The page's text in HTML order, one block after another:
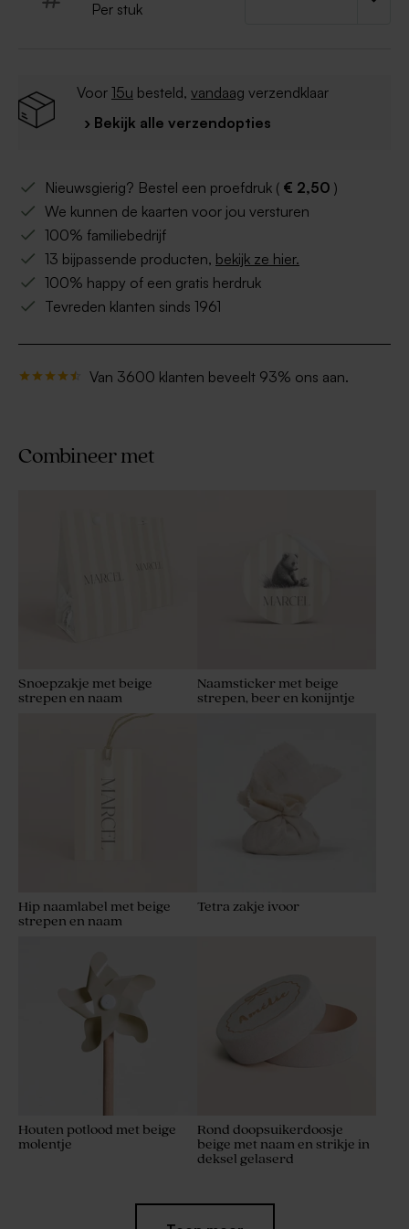
Per stuk
Voor 15u besteld, vandaag verzendklaar
› Bekijk alle verzendopties
Nieuwsgierig? Bestel een proefdruk ( € 2,50 )
We kunnen de kaarten voor jou versturen
100% familiebedrijf
13 bijpassende producten, bekijk ze hier.
100% happy of een gratis herdruk
Tevreden klanten sinds 1961
Van 3600 klanten beveelt 93% ons aan.
Combineer met
Snoepzakje met beige
strepen en naam
Naamsticker met beige
strepen, beer en konijntje
Hip naamlabel met beige
strepen en naam
Tetra zakje ivoor
Houten potlood met beige
molentje
Rond doopsuikerdoosje
beige met naam en strikje in
deksel gelaserd